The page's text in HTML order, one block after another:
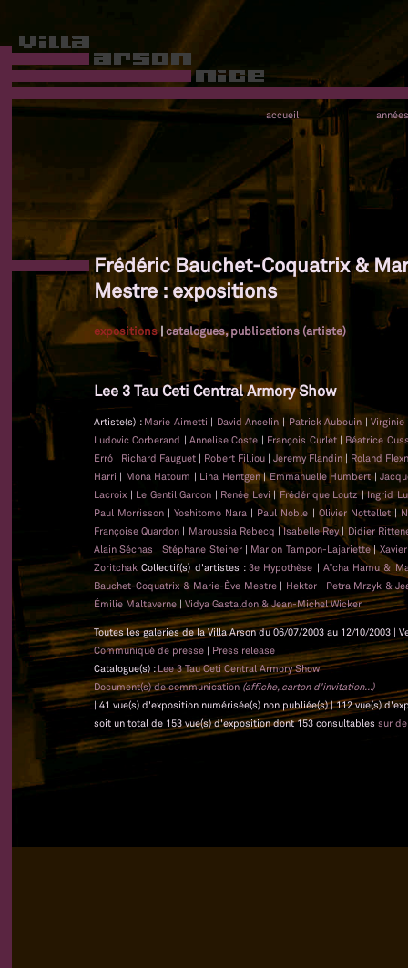
accueil années
Frédéric Bauchet-Coquatrix &
Mestre : expositions
expositions|catalogues, publications (artiste)
Lee 3 Tau Ceti Central Armory Show
Artiste(s) : Marie Aimetti | David Ancelin | Patrick Aubouin |
Ludovic Corberand |Annelise Coste | François Curlet | Béatrice
Erró | Richard Fauguet | Robert Filliou |Jeremy Flandin | Roland
Harri | Mona Hatoum | Lina Hentgen|Emmanuelle Humbert|
Lacroix | Le Gentil Garcon | Renée Levi| Frédérique Loutz|Ingrid
Paul Morrisson |Yoshitomo Nara | Paul Noble | Olivier Nottellet|
Françoise Quardon | Maroussia Rebecq |Isabelle Rey| Didier
Alain Séchas |Stéphane Steiner | Marion Tampon-Lajariette|
ZoritchakCollectif(s) d'artistes :3e Hypothèse | Aïcha Hamu &
Bauchet-Coquatrix & Marie-Ève Mestre | Hektor | Petra Mrzyk &
Émilie Maltaverne | Vidya Gastaldon & Jean-Michel Wicker
Toutes les galeries de la Villa Arson du 06/07/2003 au 12/10/2003 |
Communiqué de presse | Press release
Catalogue(s) :Lee 3 Tau Ceti Central Armory Show
Document(s) de communication (affiche, carton d'invitation...)
| 41 vue(s) d'exposition numérisée(s) non publiée(s) | 112 vue(s)
soit un total de 153 vue(s) d'exposition dont 153 consultables sur